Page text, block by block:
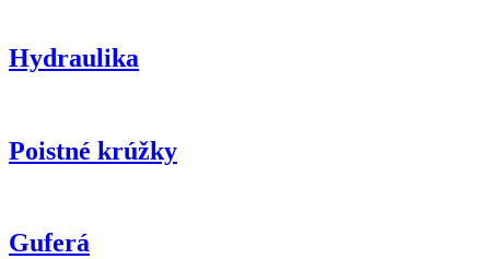
Hydraulika
Poistné krúžky
Guferá